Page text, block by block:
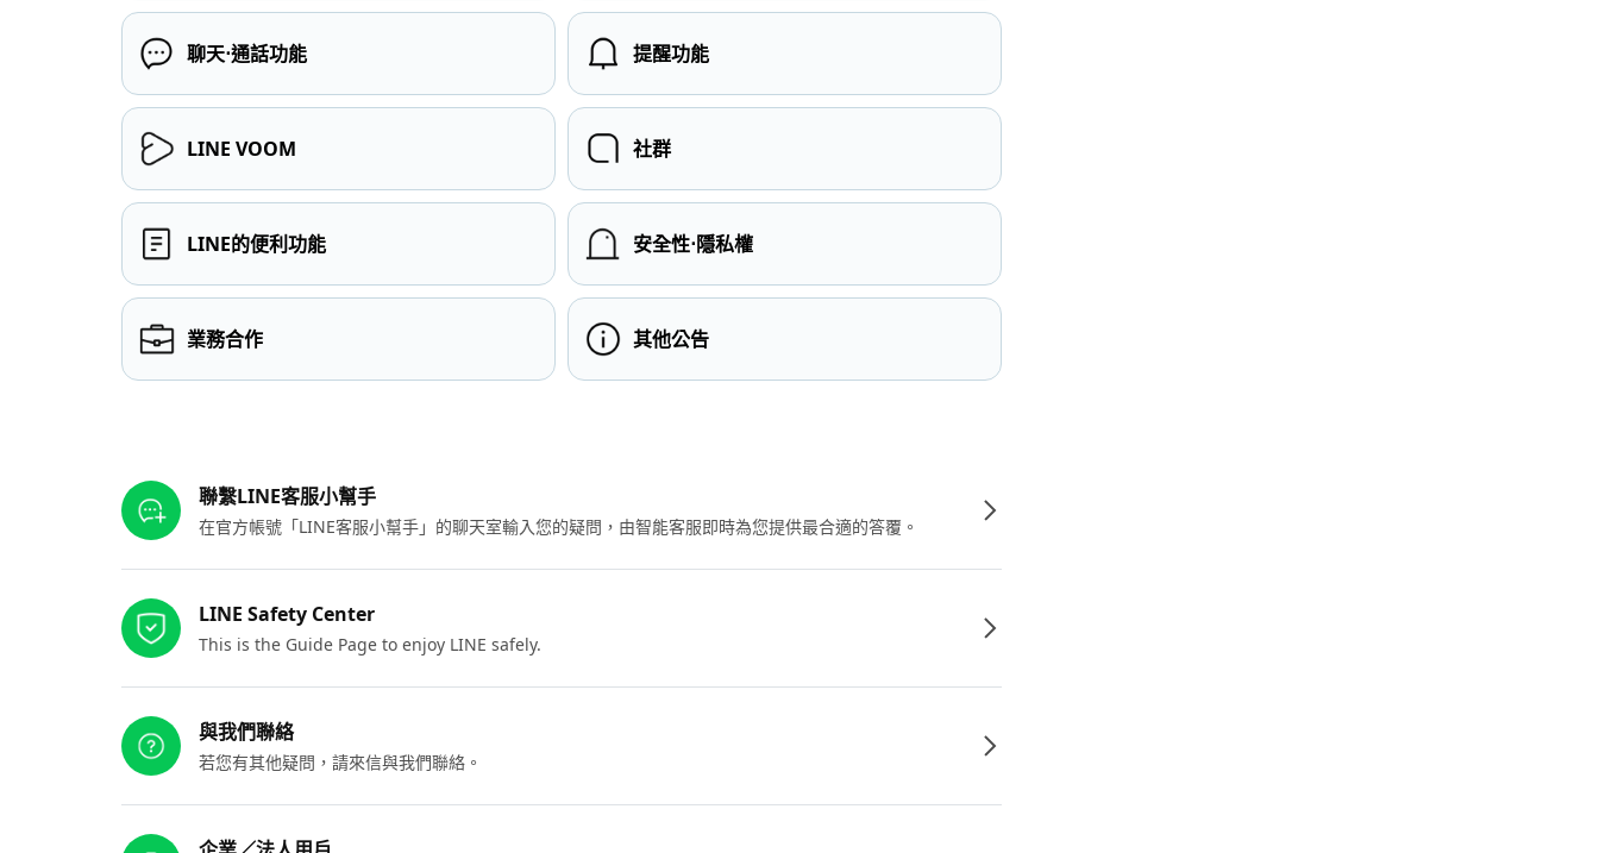
聊天⋅通話功能 提醒功能
LINE VOOM 社群
LINE的便利功能 安全性⋅隱私權
業務合作 其他公告
聯繫LINE客服小幫手
在官方帳號「LINE客服小幫手」的聊天室輸入您的疑問，由智能客服即時為您提供最合適的答覆。
LINE Safety Center
This is the Guide Page to enjoy LINE safely.
與我們聯絡
若您有其他疑問，請來信與我們聯絡。